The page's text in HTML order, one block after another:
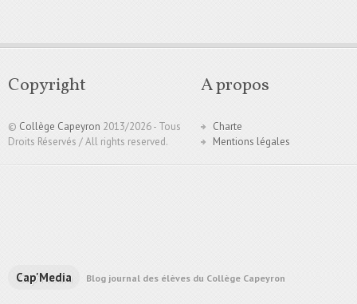
Copyright
© Collège Capeyron 2013/2026 - Tous
Droits Réservés / All rights reserved.
A propos
Charte
Mentions légales
Cap'Media Blog journal des élèves du Collège Capeyron